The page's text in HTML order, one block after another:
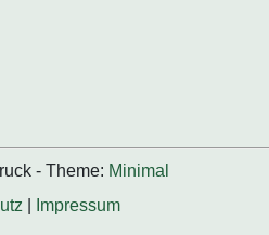
- Theme: Minimal
Impressum